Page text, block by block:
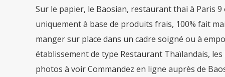
Sur le papier, le Baosian, restaurant thaï à Paris
uniquement à base de produits frais, 100% fait
manger sur place dans un cadre soigné ou à
établissement de type Restaurant Thaïlandais,
photos à voir Commandez en ligne auprès de